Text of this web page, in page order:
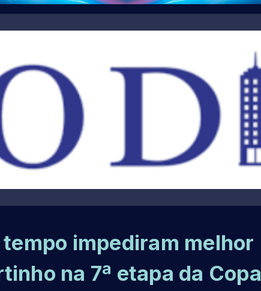
impediram melhor
na 7ª etapa da Copa